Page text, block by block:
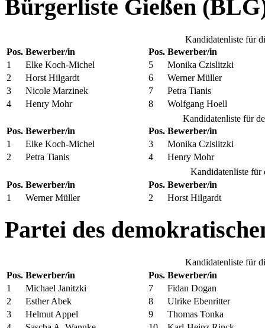
Bürgerliste Gießen
Kandidatenliste für
Pos. Bewerber/in Pos. Bewerber/in
1
Elke Koch-Michel 5
Monika Czislitzki
2
Horst Hilgardt 6
Werner Müller
3
Nicole Marzinek 7
Petra Tianis
4
Henry Mohr 8
Wolfgang Hoell
Kandidatenliste für
Pos. Bewerber/in Pos. Bewerber/in
1
Elke Koch-Michel 3
Monika Czislitzki
2
Petra Tianis 4
Henry Mohr
Kandidatenliste für
Pos. Bewerber/in Pos. Bewerber/in
1
Werner Müller 2 Horst Hilgardt
Partei des
Kandidatenliste für
Pos. Bewerber/in Pos. Bewerber/in
1
Michael Janitzki 7
Fidan Dogan
2
Esther Abek 8
Ulrike Ebenritter
3
Helmut Appel 9
Thomas Tonka